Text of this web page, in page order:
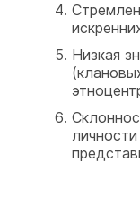
Низкая